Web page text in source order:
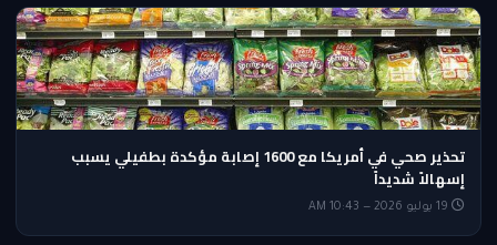
تحذير صحي في أمريكا مع 1600 إصابة مؤكدة بطفيلي يسبب
إسهالاً شديداً